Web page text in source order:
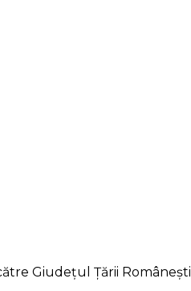
Giudețul Țării Românești